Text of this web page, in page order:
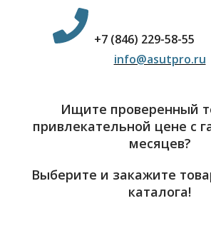
+7 (846) 229-58-55
info@asutpro.ru
Ищите проверенный
привлекательной цене с
месяцев?
Выберите и закажите
каталога!